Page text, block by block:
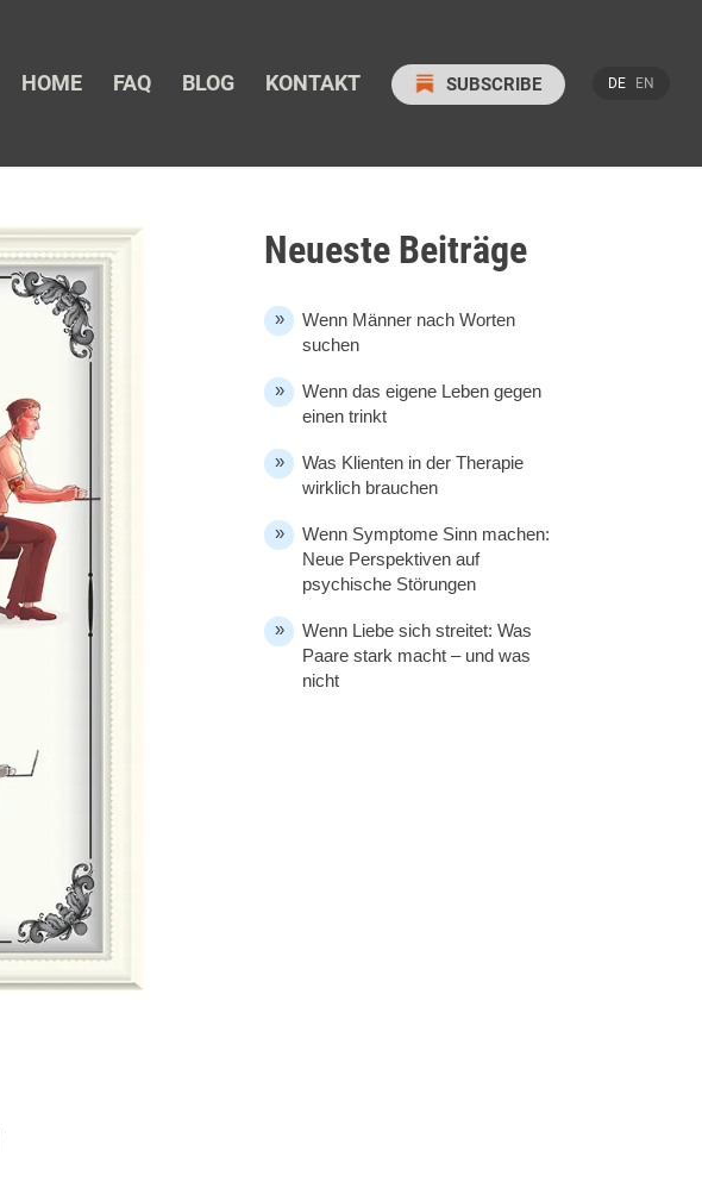
HOME FAQ BLOG KONTAKT SUBSCRIBE
Neueste Beiträge
Wenn Männer nach Worten
suchen
Wenn das eigene Leben gegen
einen trinkt
Was Klienten in der Therapie
wirklich brauchen
Wenn Symptome Sinn machen:
Neue Perspektiven auf
psychische Störungen
Wenn Liebe sich streitet: Was
Paare stark macht – und was
nicht